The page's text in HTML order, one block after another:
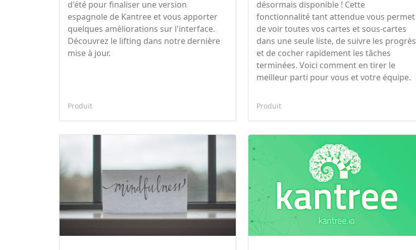
d'été pour finaliser une version
espagnole de Kantree et vous apporter
quelques améliorations sur l'interface.
Découvrez le lifting dans notre dernière
mise à jour.
Produit
désormais disponible ! Cette
fonctionnalité tant attendue vous permet
de voir toutes vos cartes et sous-cartes
dans une seule liste, de suivre les progrès
et de cocher rapidement les tâches
terminées. Voici comment en tirer le
meilleur parti pour vous et votre équipe.
Produit